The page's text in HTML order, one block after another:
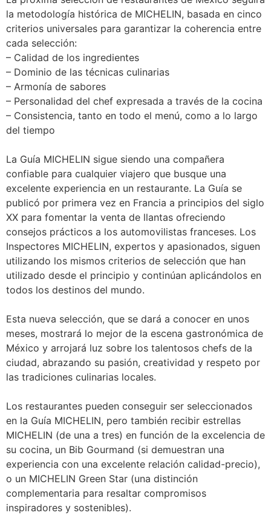
la metodología histórica de MICHELIN, basada en cinco
criterios universales para garantizar la coherencia entre
cada selección:
– Calidad de los ingredientes
– Dominio de las técnicas culinarias
– Armonía de sabores
– Personalidad del chef expresada a través de la cocina
– Consistencia, tanto en todo el menú, como a lo largo
del tiempo
La Guía MICHELIN sigue siendo una compañera
confiable para cualquier viajero que busque una
excelente experiencia en un restaurante. La Guía se
publicó por primera vez en Francia a principios del siglo
XX para fomentar la venta de llantas ofreciendo
consejos prácticos a los automovilistas franceses. Los
Inspectores MICHELIN, expertos y apasionados, siguen
utilizando los mismos criterios de selección que han
utilizado desde el principio y continúan aplicándolos en
todos los destinos del mundo.
Esta nueva selección, que se dará a conocer en unos
meses, mostrará lo mejor de la escena gastronómica de
México y arrojará luz sobre los talentosos chefs de la
ciudad, abrazando su pasión, creatividad y respeto por
las tradiciones culinarias locales.
Los restaurantes pueden conseguir ser seleccionados
en la Guía MICHELIN, pero también recibir estrellas
MICHELIN (de una a tres) en función de la excelencia de
su cocina, un Bib Gourmand (si demuestran una
experiencia con una excelente relación calidad-precio),
o un MICHELIN Green Star (una distinción
complementaria para resaltar compromisos
inspiradores y sostenibles).